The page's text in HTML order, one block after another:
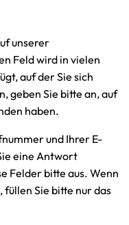
unserer
Feld wird in vielen
auf der Sie sich
geben Sie bitte an, auf
haben.
und Ihrer E-
eine Antwort
Felder bitte aus. Wenn
füllen Sie bitte nur das